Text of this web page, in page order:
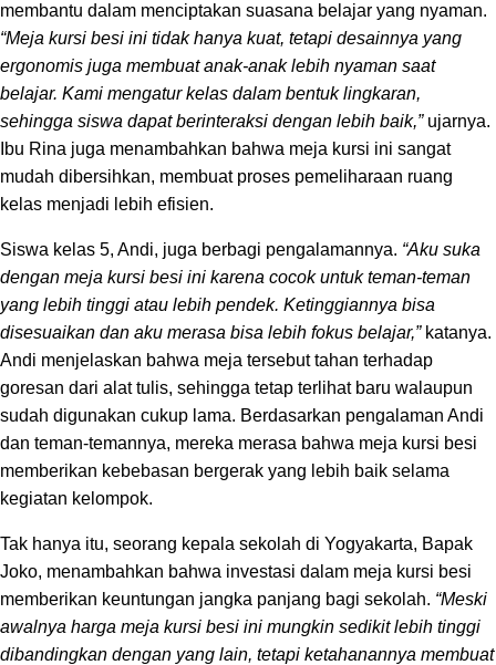
membantu dalam menciptakan suasana belajar yang nyaman.
“Meja kursi besi ini tidak hanya kuat, tetapi desainnya yang
ergonomis juga membuat anak-anak lebih nyaman saat
belajar. Kami mengatur kelas dalam bentuk lingkaran,
sehingga siswa dapat berinteraksi dengan lebih baik,”ujarnya.
Ibu Rina juga menambahkan bahwa meja kursi ini sangat
mudah dibersihkan, membuat proses pemeliharaan ruang
kelas menjadi lebih efisien.
Siswa kelas 5, Andi, juga berbagi pengalamannya. “Aku suka
dengan meja kursi besi ini karena cocok untuk teman-teman
yang lebih tinggi atau lebih pendek. Ketinggiannya bisa
disesuaikan dan aku merasa bisa lebih fokus belajar,”katanya.
Andi menjelaskan bahwa meja tersebut tahan terhadap
goresan dari alat tulis, sehingga tetap terlihat baru walaupun
sudah digunakan cukup lama. Berdasarkan pengalaman Andi
dan teman-temannya, mereka merasa bahwa meja kursi besi
memberikan kebebasan bergerak yang lebih baik selama
kegiatan kelompok.
Tak hanya itu, seorang kepala sekolah di Yogyakarta, Bapak
Joko, menambahkan bahwa investasi dalam meja kursi besi
memberikan keuntungan jangka panjang bagi sekolah. “Meski
awalnya harga meja kursi besi ini mungkin sedikit lebih tinggi
dibandingkan dengan yang lain, tetapi ketahanannya membuat